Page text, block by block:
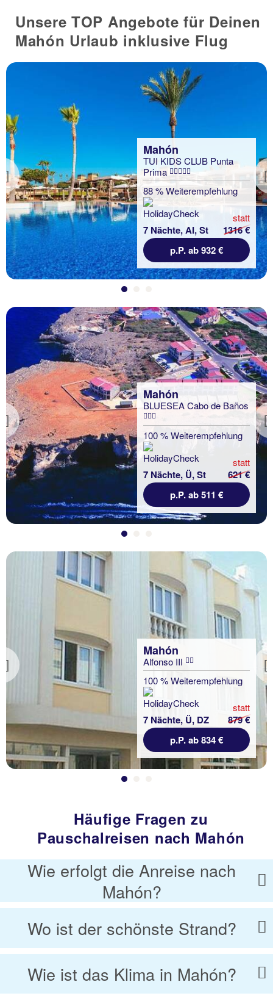
Unsere TOP Angebote für Deinen
Mahón Urlaub inklusive Flug
Previous
Mahón
TUI KIDS CLUB Punta
Prima
88 % Weiterempfehlung
7 Nächte, AI, St
statt
1316 €
p.P. ab 932 €
Previous
Mahón
BLUESEA Cabo de Baños
100 % Weiterempfehlung
7 Nächte, Ü, St
statt
621 €
p.P. ab 511 €
Previous
Mahón
Alfonso III
100 % Weiterempfehlung
7 Nächte, Ü, DZ
statt
879 €
p.P. ab 834 €
Häufige Fragen zu
Pauschalreisen nach Mahón
Wie erfolgt die Anreise nach
Mahón?
Wo ist der schönste Strand?
Wie ist das Klima in Mahón?